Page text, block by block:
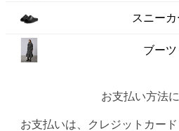
スニーカ
ブーツ
お支払い方法
お支払いは、クレジットカー